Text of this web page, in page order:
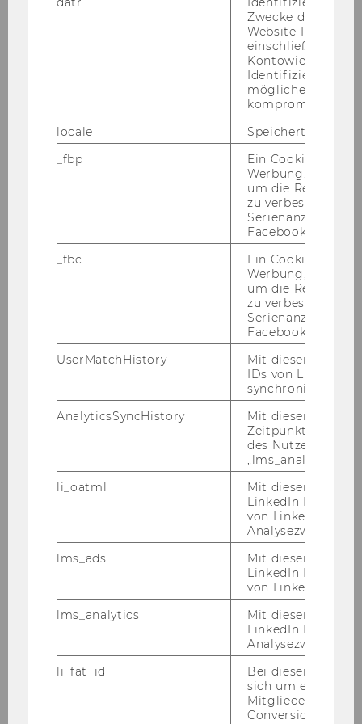
Bernd Kortschak
Professor an der FH Erfurt
bernd.kortschak@wu.ac.at
Peter Malanik
Zwecke der
Website-
einschließlich der
Identifizierung
möglicherweise
kompromittierten
locale
Speichert
_fbp
Ein Cookie für
Werbung, das
um die Relevanz
zu verbessern
Facebook
_fbc
Ein Cookie für
Werbung, das
um die Relevanz
zu verbessern
Facebook
UserMatchHistory
Mit diesem
IDs von LinkedIn
synchronisiert.
AnalyticsSyncHistory
Mit diesem
Zeitpunkt der
des Nutzers mit
„lms_analytics“
li_oatml
Mit diesem
LinkedIn
von LinkedIn zu
Analysezwecke
lms_ads
Mit diesem
LinkedIn
von LinkedIn
lms_analytics
Mit diesem
LinkedIn
Analysezwecken
li_fat_id
Bei diesem
sich um eine
Conversion-